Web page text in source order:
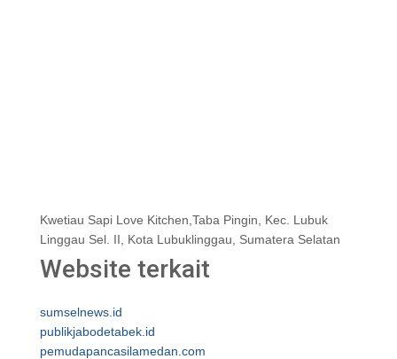
Kwetiau Sapi Love Kitchen,Taba Pingin, Kec. Lubuk
Linggau Sel. II, Kota Lubuklinggau, Sumatera Selatan
Website terkait
sumselnews.id
publikjabodetabek.id
pemudapancasilamedan.com